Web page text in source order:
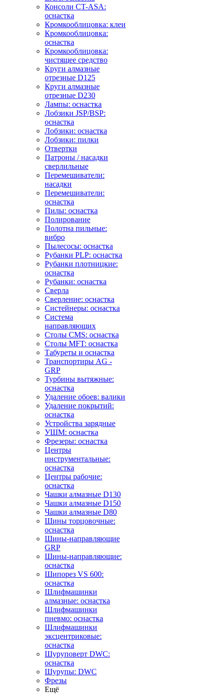
Консоли CT-ASA:
оснастка
Кромкооблицовка: клеи
Кромкооблицовка:
оснастка
Кромкооблицовка:
чистящее средство
Круги алмазные
отрезные D125
Круги алмазные
отрезные D230
Лампы: оснастка
Лобзики JSP/BSP:
оснастка
Лобзики: оснастка
Лобзики: пилки
Отвертки
Патроны / насадки
сверлильные
Перемешиватели:
насадки
Перемешиватели:
оснастка
Пилы: оснастка
Полирование
Полотна пильные:
вибро
Пылесосы: оснастка
Рубанки PLP: оснастка
Рубанки плотницкие:
оснастка
Рубанки: оснастка
Сверла
Сверление: оснастка
Систейнеры: оснастка
Система
направляющих
Столы CMS: оснастка
Столы MFT: оснастка
Табуреты и оснастка
Транспортиры AG -
GRP
Турбины вытяжные:
оснастка
Удаление обоев: валики
Удаление покрытий:
оснастка
Устройства зарядные
УШМ: оснастка
Фрезеры: оснастка
Центры
инструментальные:
оснастка
Центры рабочие:
оснастка
Чашки алмазные D130
Чашки алмазные D150
Чашки алмазные D80
Шины торцовочные:
оснастка
Шины-направляющие
GRP
Шины-направляющие:
оснастка
Шипорез VS 600:
оснастка
Шлифмашинки
алмазные: оснастка
Шлифмашинки
пневмо: оснастка
Шлифмашинки
эксцентриковые:
оснастка
Шуруповерт DWC:
оснастка
Шурупы: DWC
Фрезы
Ещё